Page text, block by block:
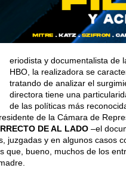
eriodista y documentalista de
HBO, la realizadora se
tratando de analizar el
directora tiene una
de las políticas más
de la Cámara de
DE AL LADO –el
juzgadas y en algunos casos
que, bueno, muchos de los